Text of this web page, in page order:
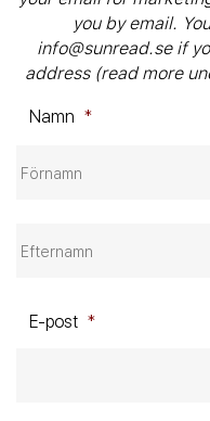
you by email.
info@sunread.seif
address (read more
Namn *
E-post *